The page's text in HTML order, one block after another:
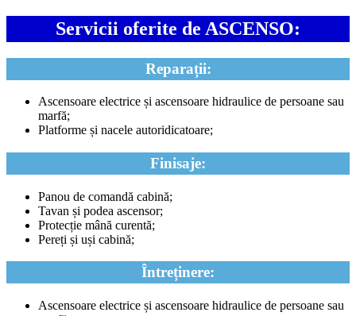
Servicii oferite de ASCENSO:
Reparații:
Ascensoare electrice și ascensoare hidraulice de persoane sau
marfă;
Platforme și nacele autoridicatoare;
Finisaje:
Panou de comandă cabină;
Tavan și podea ascensor;
Protecție mână curentă;
Pereți și uși cabină;
Întreținere:
Ascensoare electrice și ascensoare hidraulice de persoane sau